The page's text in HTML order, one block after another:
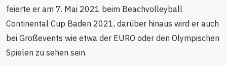
feierte er am 7. Mai 2021 beim Beachvolleyball
Continental Cup Baden 2021, darüber hinaus wird er auch
bei Großevents wie etwa der EURO oder den Olympischen
Spielen zu sehen sein.